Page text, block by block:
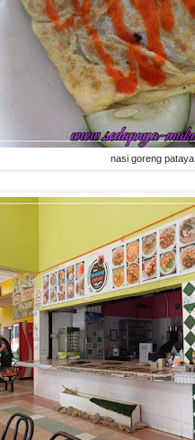
nasi goreng pataya